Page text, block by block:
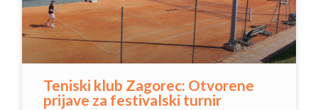
Teniski klub Zagorec: Otvorene
prijave za festivalski turnir